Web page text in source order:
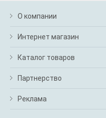
О компании
Интернет магазин
Каталог товаров
Партнерство
Реклама